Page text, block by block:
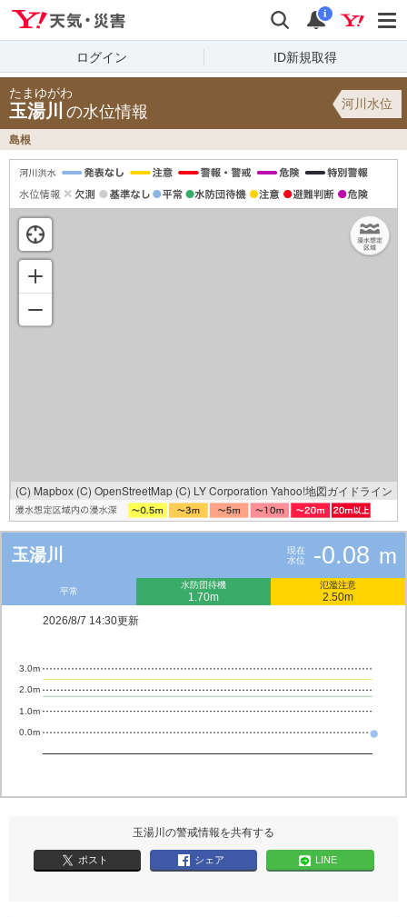
検索 通知
i
ログイン ID新規取得
たまゆがわ
玉湯川 の水位情報 河川水位
島根
(C) Mapbox (C) OpenStreetMap (C) LY Corporation Yahoo!地図ガイドライン
玉湯川
現在
水位
-0.08 m
平常
水防団待機
1.70m
氾濫注意
2.50m
2026/8/7 14:30更新
0.0m
1.0m
2.0m
3.0m
玉湯川の警戒情報を共有する
ポスト シェア LINE